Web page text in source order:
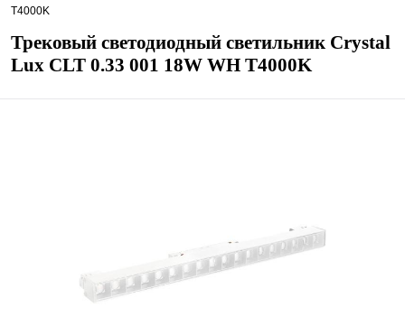
T4000K
Трековый светодиодный светильник Crystal
Lux CLT 0.33 001 18W WH T4000K